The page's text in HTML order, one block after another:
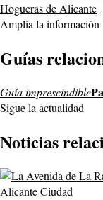
Hogueras de Alicante
Amplía la información
Guías
Guía imprescindible
Sigue la actualidad
Noticias
Alicante Ciudad